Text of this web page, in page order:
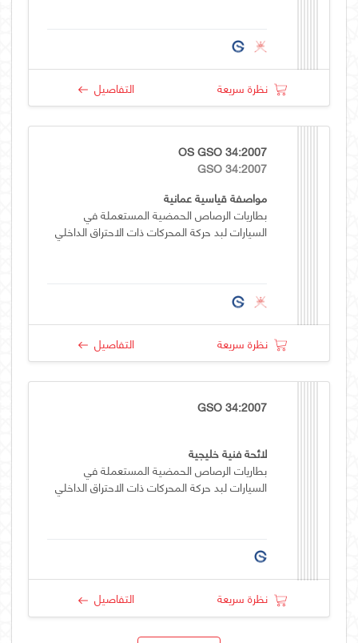
نظرة سريعة التفاصيل
OS GSO 34:2007
GSO 34:2007
مواصفة قياسية عمانية
بطاريات الرصاص الحمضية المستعملة في
السيارات لبد حركة المحركات ذات الاحتراق الداخلي
نظرة سريعة التفاصيل
GSO 34:2007
لائحة فنية خليجية
بطاريات الرصاص الحمضية المستعملة في
السيارات لبد حركة المحركات ذات الاحتراق الداخلي
نظرة سريعة التفاصيل